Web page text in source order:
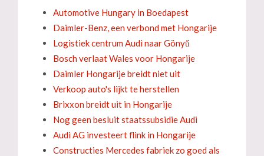
Automotive Hungary in Boedapest
Daimler-Benz, een verbond met Hongarije
Logistiek centrum Audi naar Gönyű
Bosch verlaat Wales voor Hongarije
Daimler Hongarije breidt niet uit
Verkoop auto's lijkt te herstellen
Brixxon breidt uit in Hongarije
Nog geen besluit staatssubsidie Audi
Audi AG investeert flink in Hongarije
Constructies Mercedes fabriek zo goed als